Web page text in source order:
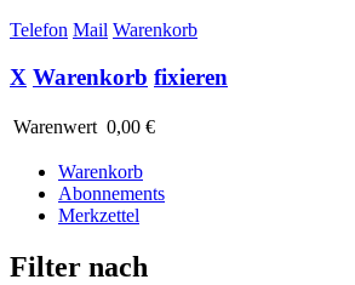
Telefon Mail Warenkorb
X Warenkorb fixieren
Warenwert 0,00 €
Warenkorb
Abonnements
Merkzettel
Filter nach